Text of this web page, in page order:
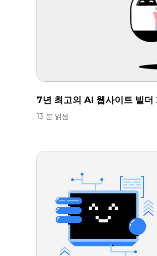
7년 최고의 AI 웹사이트 빌
13 분 읽음